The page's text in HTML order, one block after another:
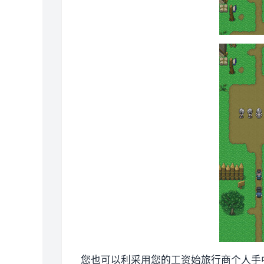
您也可以利采用您的工资始旅行商个人